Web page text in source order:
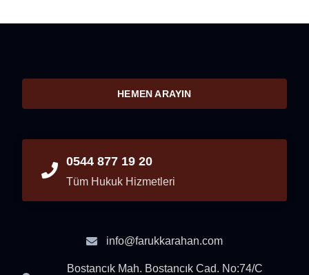
HEMEN ARAYIN
0544 877 19 20
Tüm Hukuk Hizmetleri
info@farukkarahan.com
Bostancık Mah. Bostancık Cad. No:74/C